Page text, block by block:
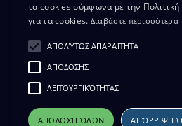
ΔΙΚΑΙΩΜΑ ΠΡΟΣΤΑΣΙΑΣ ΔΕΔΟΜΕΝΩΝ
ΔΙΑΘΕΣΗ ΑΡΧΕΙΑΚΟΥ ΥΛΙΚΟΥ
ΠΟΛΙΤΙΚΗ ΑΠΟΡΡΗΤΟΥ EUROVISION
τα cookies σύμφωνα με την Πολιτική
για τα cookies. Διαβάστε περισσότερα
ΑΠΟΛΎΤΩΣ ΑΠΑΡΑΊΤΗΤΑ
ΑΠΌΔΟΣΗΣ
ΛΕΙΤΟΥΡΓΙΚΌΤΗΤΑΣ
ΑΠΟΔΟΧΉ ΌΛΩΝ ΑΠΌΡΡΙΨΗ